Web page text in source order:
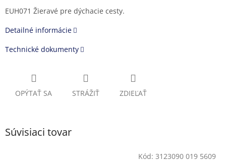
EUH071 Žieravé pre dýchacie cesty.
Detailné informácie
Technické dokumenty
OPÝTAŤ SA STRÁŽIŤ ZDIEĽAŤ
Súvisiaci tovar
Kód: 3123090 019 5609